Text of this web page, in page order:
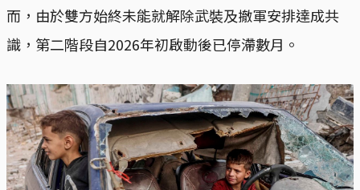
而，由於雙方始終未能就解除武裝及撤軍安排達成共
識，第二階段自2026年初啟動後已停滯數月。